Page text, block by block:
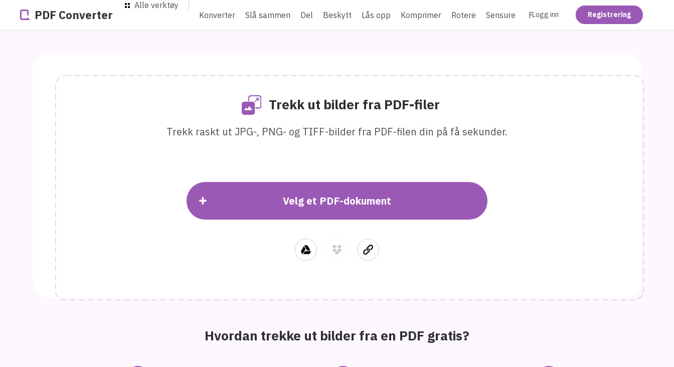
PDF Converter
Alle verktøy
Konverter
Slå sammen Del Beskytt Lås opp Komprimer Rotere Sensurer Flate ut
Logg inn Registrering
Trekk ut bilder fra PDF-filer
Trekk raskt ut JPG-, PNG- og TIFF-bilder fra PDF-filen din på få sekunder.
Velg et PDF-dokument
Hvordan trekke ut bilder fra en PDF gratis?